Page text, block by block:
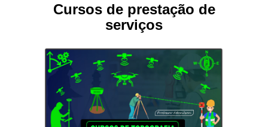
Cursos de prestação de
serviços